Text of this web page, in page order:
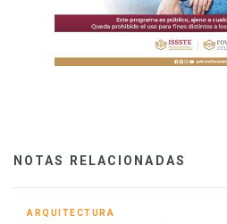
NOTAS RELACIONADAS
ARQUITECTURA